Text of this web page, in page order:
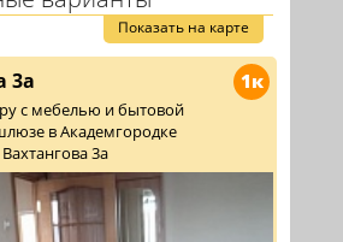
Показать на карте
1к
3а
с мебелью и бытовой
в Академгородке
3а